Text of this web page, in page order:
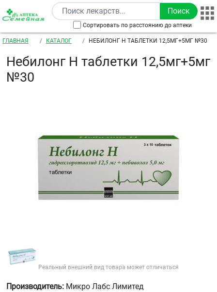
Перейти к основному содержанию
Сортировать по расстоянию до аптеки
Строка навигации
ГЛАВНАЯ КАТАЛОГ НЕБИЛОНГ Н ТАБЛЕТКИ 12,5МГ+5МГ №30
Небилонг Н таблетки 12,5мг+5мг
№30
Реальный внешний вид товара может отличаться
Производитель: Микро Лабс Лимитед